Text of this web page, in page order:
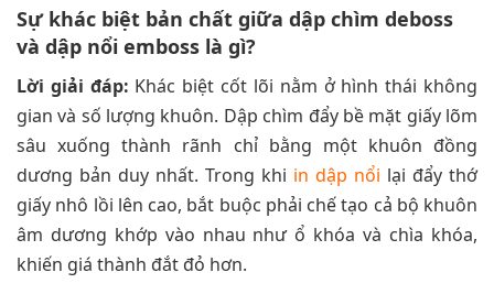
Sự khác biệt bản chất giữa dập chìm deboss
và dập nổi emboss là gì?
Lời giải đáp: Khác biệt cốt lõi nằm ở hình thái không
gian và số lượng khuôn. Dập chìm đẩy bề mặt giấy lõm
sâu xuống thành rãnh chỉ bằng một khuôn đồng
dương bản duy nhất. Trong khi in dập nổi lại đẩy thớ
giấy nhô lồi lên cao, bắt buộc phải chế tạo cả bộ khuôn
âm dương khớp vào nhau như ổ khóa và chìa khóa,
khiến giá thành đắt đỏ hơn.